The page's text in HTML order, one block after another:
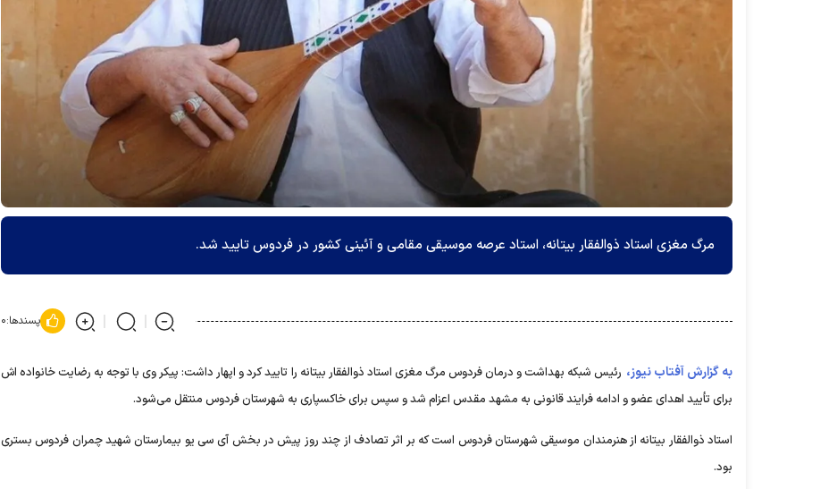
مرگ مغزی استاد ذوالفقار بیتانه، استاد عرصه موسیقی مقامی و آئینی کشور در فردوس تایید شد.
پسندها:۰
به گزارش آفتاب نیوز، رئیس شبکه بهداشت و درمان فردوس مرگ مغزی استاد ذوالفقار بیتانه را تایید کرد و اپهار داشت: پیکر وی با توجه به رضایت خانواده اش
برای تأیید اهدای عضو و ادامه فرایند قانونی به مشهد مقدس اعزام شد و سپس برای خاکسپاری به شهرستان فردوس منتقل می‌شود.
استاد ذوالفقار بیتانه از هنرمندان موسیقی شهرستان فردوس است که بر اثر تصادف از چند روز پیش در بخش آی سی یو بیمارستان شهید چمران فردوس بستری
بود.